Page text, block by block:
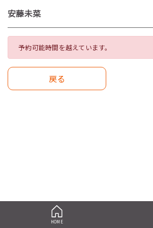
安藤未菜
予約可能時間を越えています。
戻る
HOME